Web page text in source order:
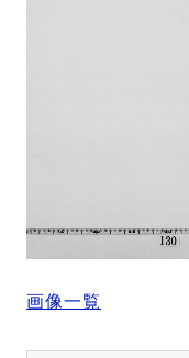
画像一覧